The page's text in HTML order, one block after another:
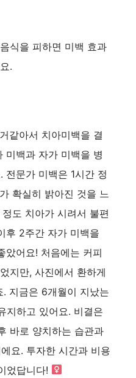
식을 피하면 미백 효과
.
같아서 치아미백을 결
미백과 자가 미백을 병
전문가 미백은 1시간 정
확실히 밝아진 것을 느
도 치아가 시려서 불편
후 2주간 자가 미백을
았어요! 처음에는 커피
지만, 사진에서 환하게
지금은 6개월이 지났는
지하고 있어요. 비결은
바로 양치하는 습관과
요. 투자한 시간과 비용
었답니다!